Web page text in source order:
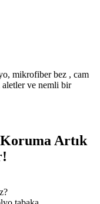
mikrofiber bez , cam
aletler ve nemli bir
Artık